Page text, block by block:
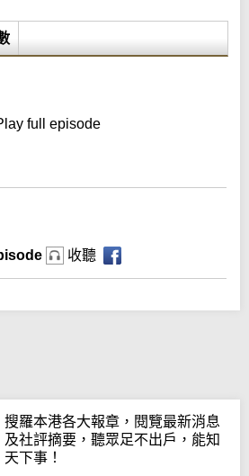
full episode
收聽
搜羅本港各大報章，閱覽最新消息
及社評摘要，聽眾足不出戶，能知
天下事！